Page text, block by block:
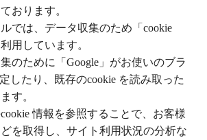
おります。
では、データ収集のため「cookie
用しています。
のために「Google」がお使いのブラ
したり、既存のcookie を読み取った
す。
情報を参照することで、お客様
を取得し、サイト利用状況の分析な